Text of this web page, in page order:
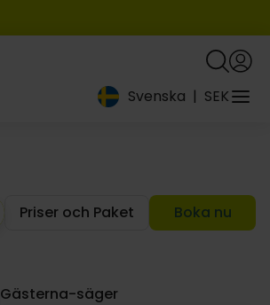
Svenska | SEK
Priser och Paket
Boka nu
Gästerna-säger